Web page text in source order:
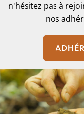
n'hésitez pas à
nos